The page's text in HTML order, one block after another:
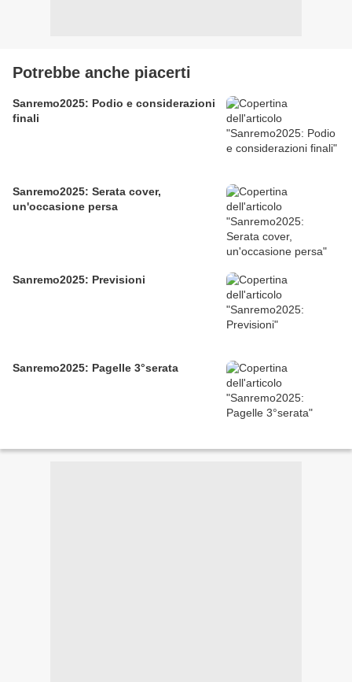
Potrebbe anche piacerti
Sanremo2025: Podio e considerazioni
finali
Sanremo2025: Serata cover,
un'occasione persa
Sanremo2025: Previsioni
Sanremo2025: Pagelle 3°serata